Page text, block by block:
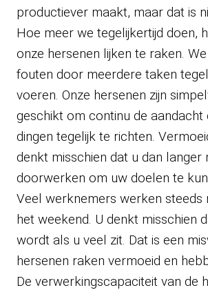
productiever maakt, maar dat is
Hoe meer we tegelijkertijd doen,
onze hersenen lijken te raken.
fouten door meerdere taken
voeren. Onze hersenen zijn
geschikt om continu de aandacht
dingen tegelijk te richten.
denkt misschien dat u dan langer
doorwerken om uw doelen te
Veel werknemers werken steeds
het weekend. U denkt misschien
wordt als u veel zit. Dat is een
hersenen raken vermoeid en
De verwerkingscapaciteit van de